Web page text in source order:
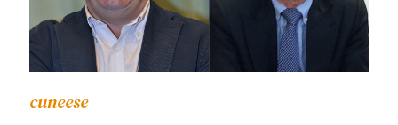
cuneese